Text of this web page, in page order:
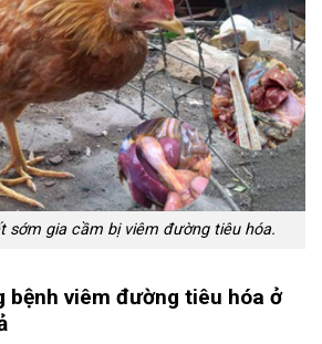
sớm gia cầm bị viêm đường tiêu hóa.
bệnh viêm đường tiêu hóa ở